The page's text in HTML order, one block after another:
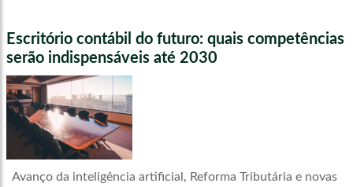
Escritório contábil do futuro: quais competências
serão indispensáveis até 2030
Avanço da inteligência artificial, Reforma Tributária e novas